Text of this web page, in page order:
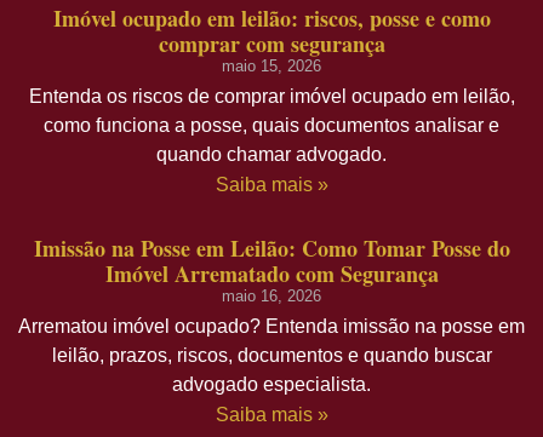
Imóvel ocupado em leilão: riscos, posse e como
comprar com segurança
maio 15, 2026
Entenda os riscos de comprar imóvel ocupado em leilão,
como funciona a posse, quais documentos analisar e
quando chamar advogado.
Saiba mais »
Imissão na Posse em Leilão: Como Tomar Posse do
Imóvel Arrematado com Segurança
maio 16, 2026
Arrematou imóvel ocupado? Entenda imissão na posse em
leilão, prazos, riscos, documentos e quando buscar
advogado especialista.
Saiba mais »